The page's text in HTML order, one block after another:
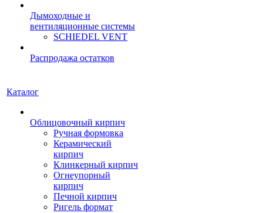
Дымоходные и
вентиляционные системы
SCHIEDEL VENT
Распродажа остатков
Каталог
Облицовочный кирпич
Ручная формовка
Керамический
кирпич
Клинкерный кирпич
Огнеупорный
кирпич
Печной кирпич
Ригель формат